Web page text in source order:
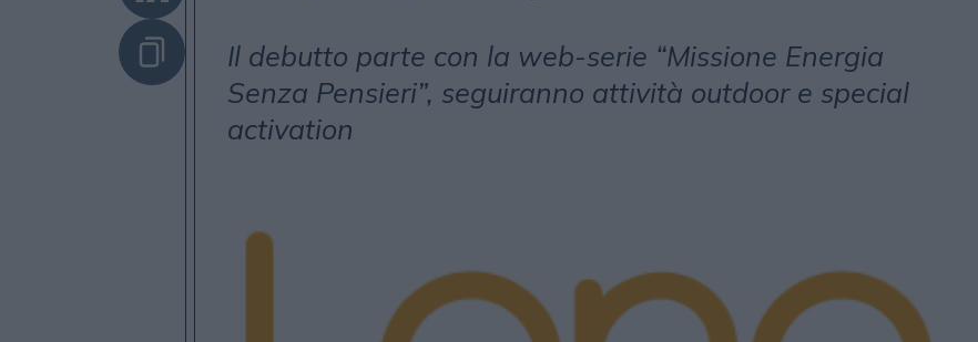
Il debutto parte con la web-serie “Missione Energia
Senza Pensieri”, seguiranno attività outdoor e special
activation